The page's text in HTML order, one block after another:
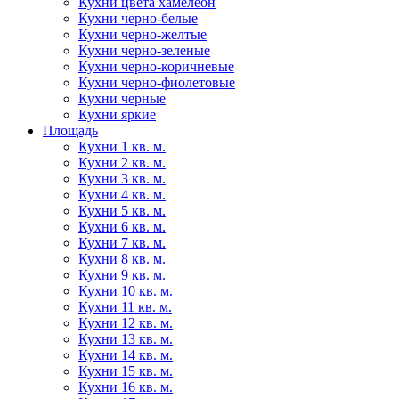
Кухни черно-белые
Кухни черно-желтые
Кухни черно-зеленые
Кухни черно-коричневые
Кухни черно-фиолетовые
Кухни черные
Кухни яркие
Площадь
Кухни 1 кв. м.
Кухни 2 кв. м.
Кухни 3 кв. м.
Кухни 4 кв. м.
Кухни 5 кв. м.
Кухни 6 кв. м.
Кухни 7 кв. м.
Кухни 8 кв. м.
Кухни 9 кв. м.
Кухни 10 кв. м.
Кухни 11 кв. м.
Кухни 12 кв. м.
Кухни 13 кв. м.
Кухни 14 кв. м.
Кухни 15 кв. м.
Кухни 16 кв. м.